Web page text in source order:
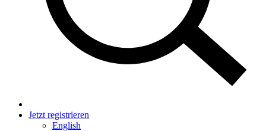
Jetzt registrieren
English